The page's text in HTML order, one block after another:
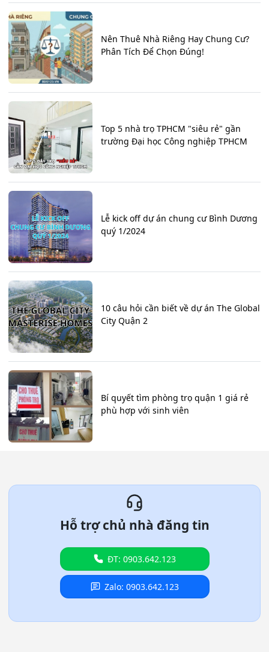
Nên Thuê Nhà Riêng Hay Chung Cư?
Phân Tích Để Chọn Đúng!
Top 5 nhà trọ TPHCM "siêu rẻ" gần
trường Đại học Công nghiệp TPHCM
Lễ kick off dự án chung cư Bình Dương
quý 1/2024
10 câu hỏi cần biết về dự án The Global
City Quận 2
Bí quyết tìm phòng trọ quận 1 giá rẻ
phù hợp với sinh viên
Hỗ trợ chủ nhà đăng tin
ĐT: 0903.642.123
Zalo: 0903.642.123